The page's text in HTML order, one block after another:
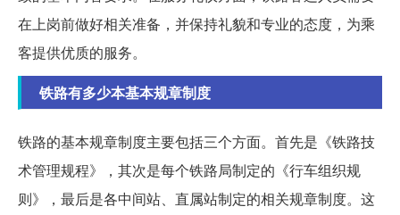
在上岗前做好相关准备，并保持礼貌和专业的态度，为乘
客提供优质的服务。
铁路有多少本基本规章制度
铁路的基本规章制度主要包括三个方面。首先是《铁路技
术管理规程》，其次是每个铁路局制定的《行车组织规
则》，最后是各中间站、直属站制定的相关规章制度。这